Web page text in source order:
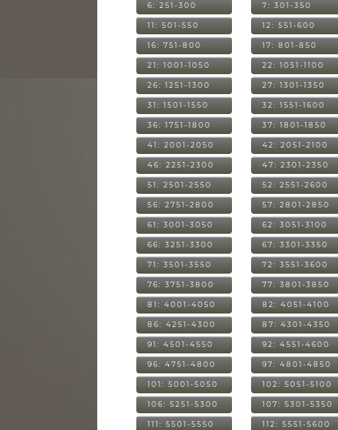
6: 251-300 7: 301-350
11: 501-550 12: 551-600
16: 751-800 17: 801-850
21: 1001-1050 22: 1051-1100
26: 1251-1300 27: 1301-1350
31: 1501-1550 32: 1551-1600
36: 1751-1800 37: 1801-1850
41: 2001-2050 42: 2051-2100
46: 2251-2300 47: 2301-2350
51: 2501-2550 52: 2551-2600
56: 2751-2800 57: 2801-2850
61: 3001-3050 62: 3051-3100
66: 3251-3300 67: 3301-3350
71: 3501-3550 72: 3551-3600
76: 3751-3800 77: 3801-3850
81: 4001-4050 82: 4051-4100
86: 4251-4300 87: 4301-4350
91: 4501-4550 92: 4551-4600
96: 4751-4800 97: 4801-4850
101: 5001-5050 102: 5051-5100
106: 5251-5300 107: 5301-5350
111: 5501-5550 112: 5551-5600